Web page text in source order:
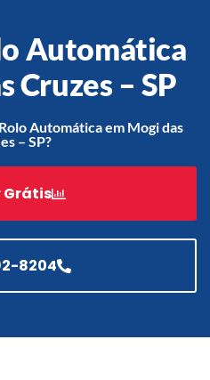
Enrolar em Teresópolis – RJ
Portão de Garagem de
Enrolar em São Pedro da
Aldeia – RJ
Portão de Garagem de
Enrolar em São Gonçalo – RJ
Enrolar em Rio das Ostras –
Automática
Cruzes – SP
Automática em Mogi das
– SP?
Grátis
8204